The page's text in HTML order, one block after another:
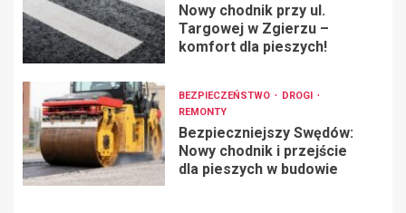
Nowy chodnik przy ul.
Targowej w Zgierzu –
komfort dla pieszych!
BEZPIECZEŃSTWO
DROGI
REMONTY
Bezpieczniejszy Swędów:
Nowy chodnik i przejście
dla pieszych w budowie